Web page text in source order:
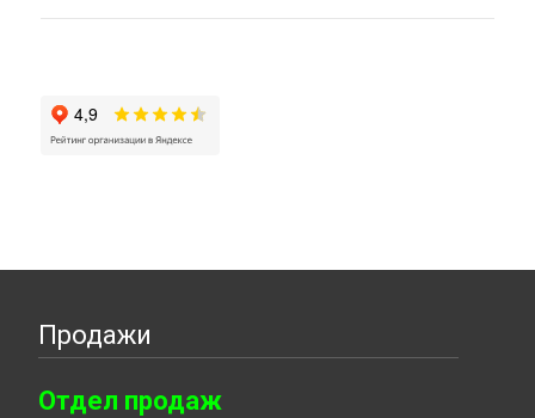
Продажи
Отдел продаж